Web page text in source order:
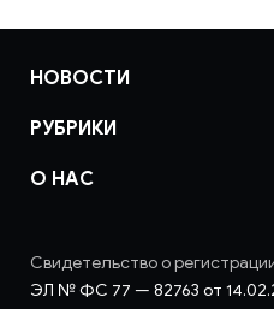
НОВОСТИ
РУБРИКИ
О НАС
Свидетельство о
ЭЛ № ФС 77 — 82763 от